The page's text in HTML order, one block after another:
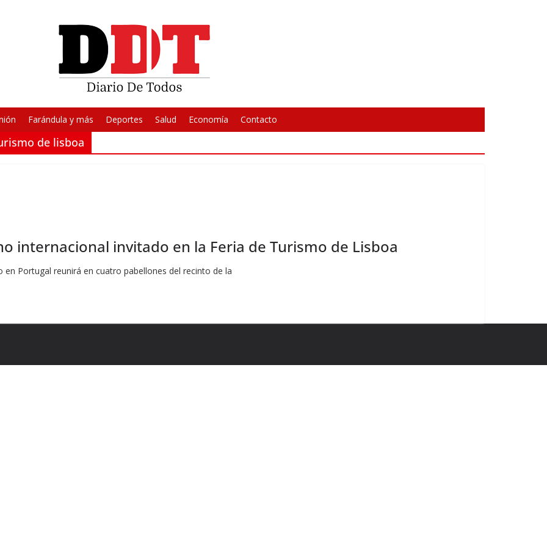
Farándula y más Deportes Salud Economía Contacto
de lisboa
internacional invitado en la Feria de Turismo de Lisboa
Portugal reunirá en cuatro pabellones del recinto de la